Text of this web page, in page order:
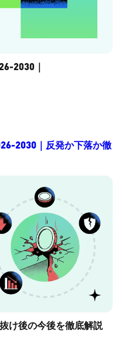
2030｜
2030｜反発か下落か徹
け後の今後を徹底解説